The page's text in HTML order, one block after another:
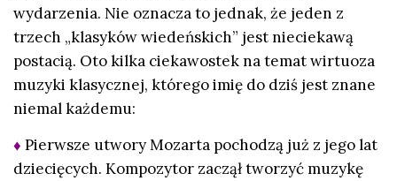
wydarzenia. Nie oznacza to jednak, że jeden z
trzech „klasyków wiedeńskich” jest nieciekawą
postacią. Oto kilka ciekawostek na temat wirtuoza
muzyki klasycznej, którego imię do dziś jest znane
niemal każdemu:
♦ Pierwsze utwory Mozarta pochodzą już z jego lat
dziecięcych. Kompozytor zaczął tworzyć muzykę